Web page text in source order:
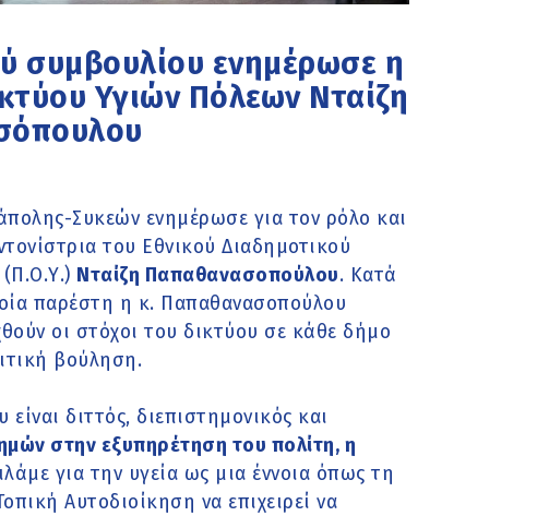
συμβουλίου ενημέρωσε η
Υγιών Πόλεων Νταίζη
Συκεών ενημέρωσε για τον ρόλο και
του Εθνικού Διαδημοτικού
(Π.Ο.Υ.) Νταίζη Παπαθανασοπούλου. Κατά
παρέστη η κ. Παπαθανασοπούλου
οι στόχοι του δικτύου σε κάθε δήμο
βούληση.
διττός, διεπιστημονικός και
στην εξυπηρέτηση του πολίτη, η
για την υγεία ως μια έννοια όπως τη
Αυτοδιοίκηση να επιχειρεί να